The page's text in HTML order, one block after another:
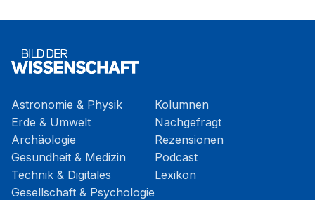
Astronomie & Physik
Erde & Umwelt
Archäologie
Gesundheit & Medizin
Technik & Digitales
Gesellschaft & Psychologie
Kolumnen
Nachgefragt
Rezensionen
Podcast
Lexikon